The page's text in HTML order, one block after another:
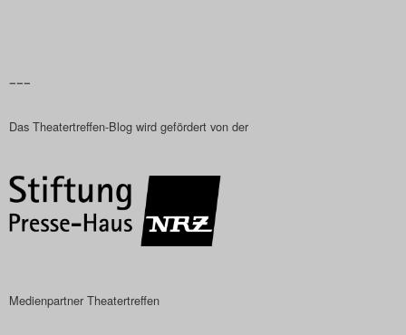
–––
Das Theatertreffen-Blog wird gefördert von der
Medienpartner Theatertreffen